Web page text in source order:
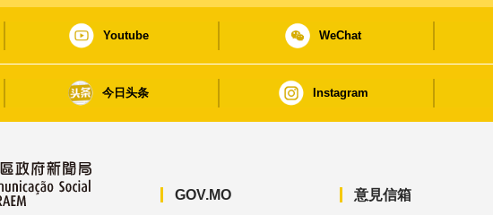
Youtube WeChat
今日头条 Instagram
GOV.MO 意見信箱